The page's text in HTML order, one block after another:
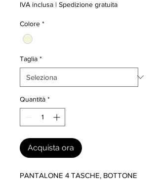
IVA inclusa | Spedizione gratuita
Colore *
Taglia *
Quantità *
Acquista ora
PANTALONE 4 TASCHE, BOTTONE